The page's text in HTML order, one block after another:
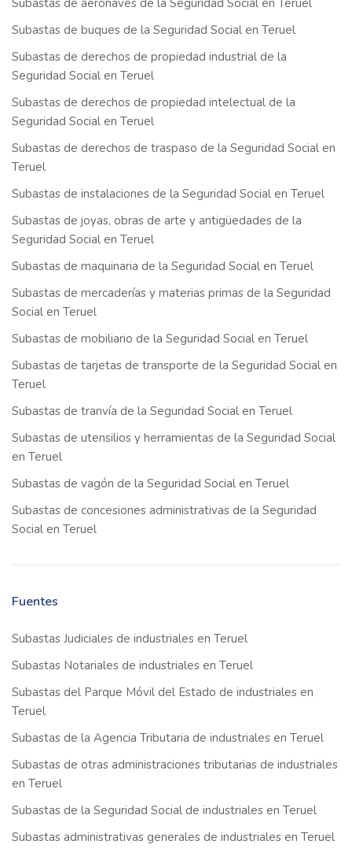
Subastas de aeronaves de la Seguridad Social en Teruel
Subastas de buques de la Seguridad Social en Teruel
Subastas de derechos de propiedad industrial de la
Seguridad Social en Teruel
Subastas de derechos de propiedad intelectual de la
Seguridad Social en Teruel
Subastas de derechos de traspaso de la Seguridad Social en
Teruel
Subastas de instalaciones de la Seguridad Social en Teruel
Subastas de joyas, obras de arte y antigüedades de la
Seguridad Social en Teruel
Subastas de maquinaria de la Seguridad Social en Teruel
Subastas de mercaderías y materias primas de la Seguridad
Social en Teruel
Subastas de mobiliario de la Seguridad Social en Teruel
Subastas de tarjetas de transporte de la Seguridad Social en
Teruel
Subastas de tranvía de la Seguridad Social en Teruel
Subastas de utensilios y herramientas de la Seguridad Social
en Teruel
Subastas de vagón de la Seguridad Social en Teruel
Subastas de concesiones administrativas de la Seguridad
Social en Teruel
Fuentes
Subastas Judiciales de industriales en Teruel
Subastas Notariales de industriales en Teruel
Subastas del Parque Móvil del Estado de industriales en
Teruel
Subastas de la Agencia Tributaria de industriales en Teruel
Subastas de otras administraciones tributarias de industriales
en Teruel
Subastas de la Seguridad Social de industriales en Teruel
Subastas administrativas generales de industriales en Teruel